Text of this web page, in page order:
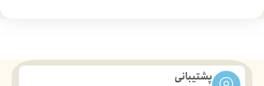
پشتیبانی